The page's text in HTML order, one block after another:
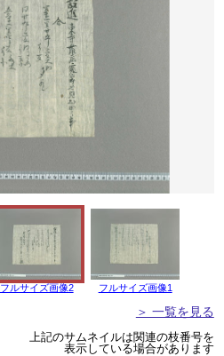
フルサイズ画像2 フルサイズ画像1
＞ 一覧を見る
上記のサムネイルは関連の枝番号を
表示している場合があります